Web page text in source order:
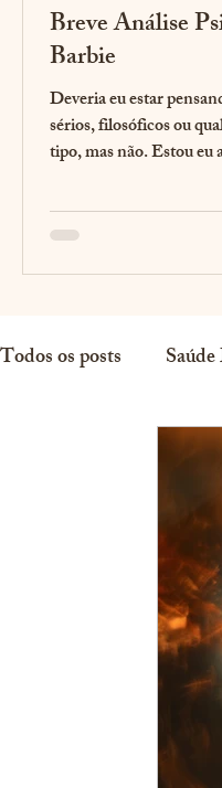
Breve Análise
Barbie
Deveria eu estar
sérios, filosóficos ou
tipo, mas não. Estou eu
Todos os posts
Carl Gustav Jung